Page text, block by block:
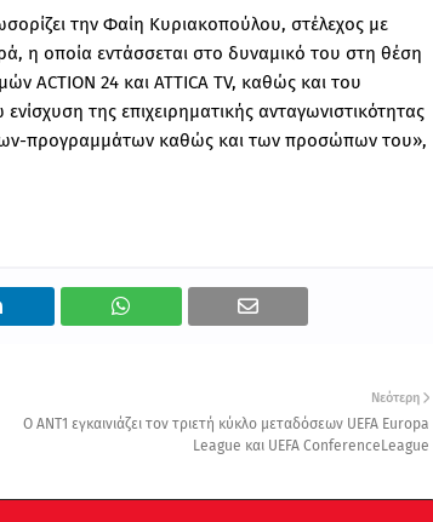
την Φαίη Κυριακοπούλου, στέλεχος με
η οποία εντάσσεται στο δυναμικό του στη θέση
ACTION 24 και ATTICA TV, καθώς και του
της επιχειρηματικής ανταγωνιστικότητας
προγραμμάτων καθώς και των προσώπων του»,
Νεότερη
O ANT1 εγκαινιάζει τον τριετή κύκλο μεταδόσεων UEFA Europa
League και UEFA ConferenceLeague